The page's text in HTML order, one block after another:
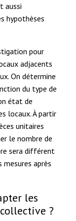
aussi
hypothèses
pour
adjacents
On détermine
du type de
état de
locaux. À partir
unitaires
le nombre de
sera différent
après
les
?